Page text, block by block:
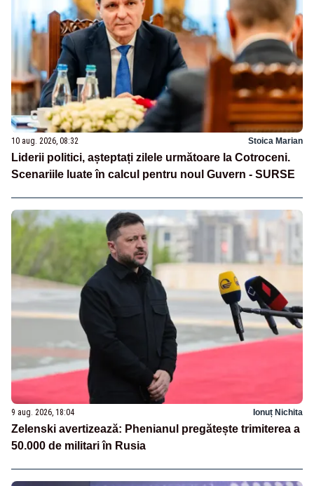
10 aug. 2026, 08:32 Stoica Marian
Liderii politici, așteptați zilele următoare la Cotroceni.
Scenariile luate în calcul pentru noul Guvern - SURSE
9 aug. 2026, 18:04 Ionuț Nichita
Zelenski avertizează: Phenianul pregătește trimiterea a
50.000 de militari în Rusia